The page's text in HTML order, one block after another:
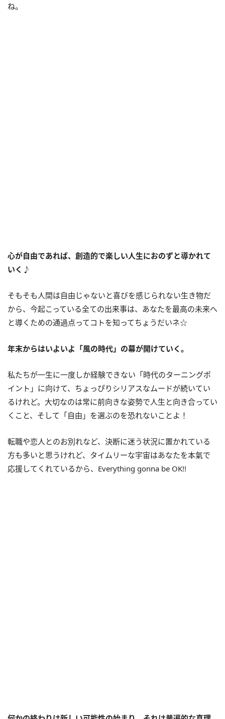
ね。
心が自由であれば、創造的で楽しい人生におのずと導かれて
いく♪
そもそも人間は自由じゃないと喜びを感じられない生き物だ
から、今起こっている全ての出来事は、あなたを最高の未来へ
と導くための通過点ってコトを知ってちょうだいネ☆
年末からはいよいよ「風の時代」の幕が開けていく。
私たちが一生に一度しか経験できない「時代のターニングポ
イント」に向けて、ちょっぴりシリアスなムードが続いてい
るけれど。大切なのは常に前向きな姿勢で人生と向き合ってい
くこと、そして「自由」を選ぶのを恐れないことよ！
転職や恋人とのお別れなど、決断に迷う状況に置かれている
方も多いと思うけれど、タイムリーな宇宙はあなたを本氣で
応援してくれているから、 Everything gonna be OK!!